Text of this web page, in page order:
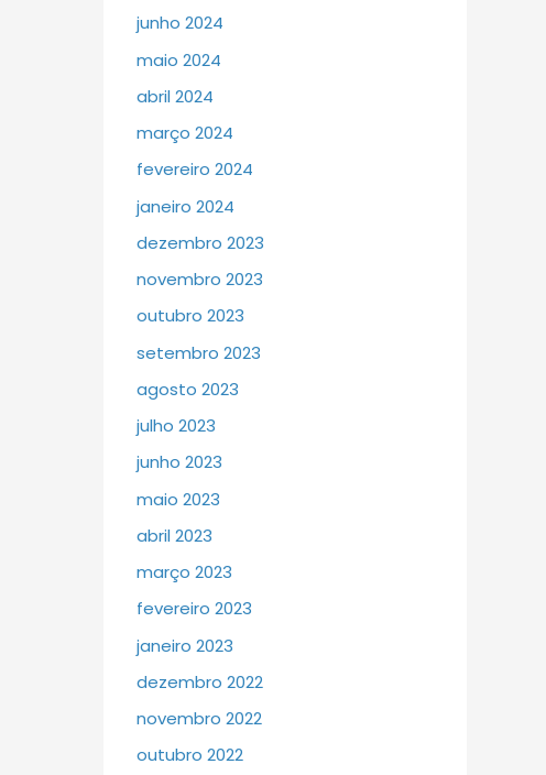
junho 2024
maio 2024
abril 2024
março 2024
fevereiro 2024
janeiro 2024
dezembro 2023
novembro 2023
outubro 2023
setembro 2023
agosto 2023
julho 2023
junho 2023
maio 2023
abril 2023
março 2023
fevereiro 2023
janeiro 2023
dezembro 2022
novembro 2022
outubro 2022